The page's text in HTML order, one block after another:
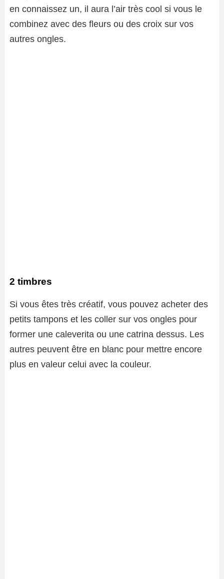
en connaissez un, il aura l’air très cool si vous le
combinez avec des fleurs ou des croix sur vos
autres ongles.
2 timbres
Si vous êtes très créatif, vous pouvez acheter des
petits tampons et les coller sur vos ongles pour
former une caleverita ou une catrina dessus. Les
autres peuvent être en blanc pour mettre encore
plus en valeur celui avec la couleur.